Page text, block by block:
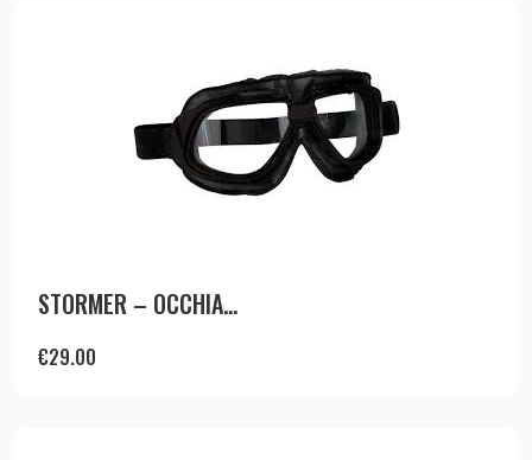
STORMER – OCCHIA...
€29.00